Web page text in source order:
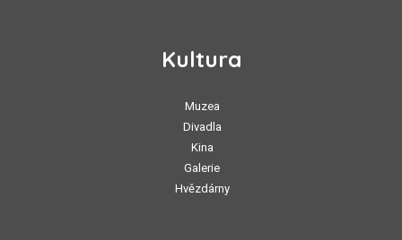
Kultura
Muzea
Divadla
Kina
Galerie
Hvězdárny